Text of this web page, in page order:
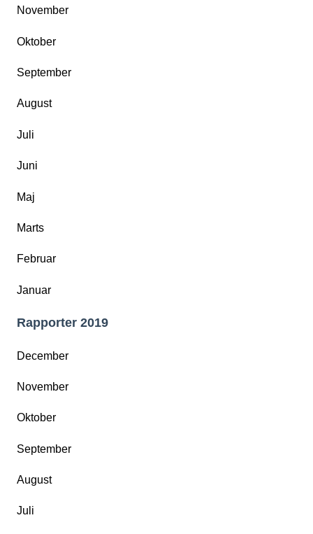
November
Oktober
September
August
Juli
Juni
Maj
Marts
Februar
Januar
Rapporter 2019
December
November
Oktober
September
August
Juli